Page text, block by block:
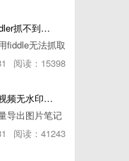
「亲测可用」fiddler抓不到pc端微信小程序包解决方案
fiddle无法抓取
阅读：15398
小红书笔记图片视频无水印批量下载软件使用教程
导出图片笔记
阅读：41243